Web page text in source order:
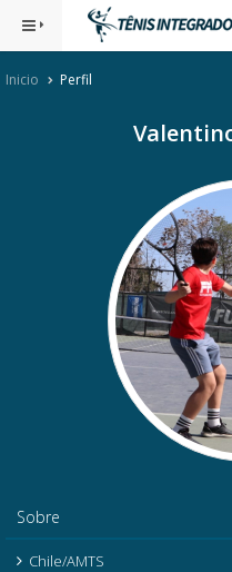
Inicio Perfil
Sobre
Chile/AMTS